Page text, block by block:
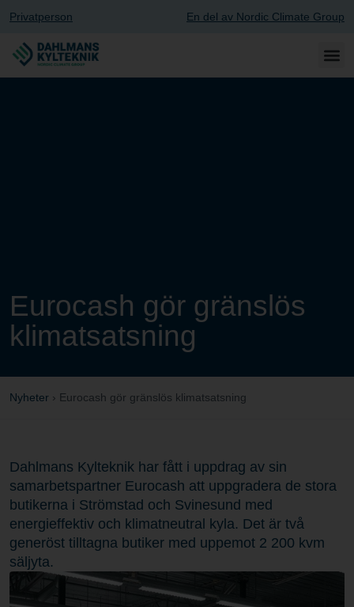
Privatperson En del av Nordic Climate Group
Eurocash gör gränslös
klimatsatsning
Nyheter › Eurocash gör gränslös klimatsatsning
Dahlmans Kylteknik har fått i uppdrag av sin
samarbetspartner Eurocash att uppgradera de stora
butikerna i Strömstad och Svinesund med
energieffektiv och klimatneutral kyla. Det är två
generöst tilltagna butiker med uppemot 2 200 kvm
säljyta.